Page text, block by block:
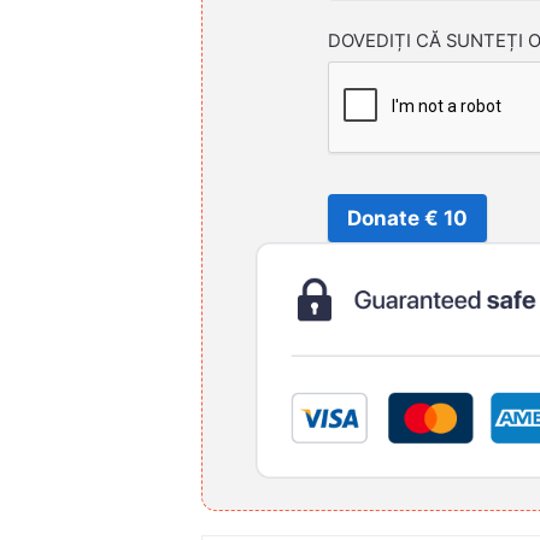
DOVEDIȚI CĂ SUNTEȚI
Donate € 10